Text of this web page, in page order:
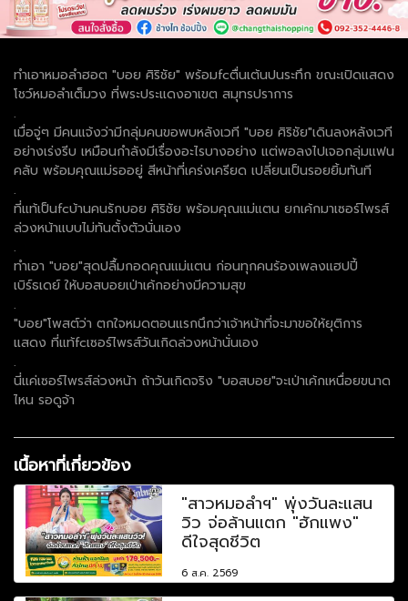
ทำเอาหมอลำฮอต "บอย ศิริชัย" พร้อมfcตื่นเต้นปนระทึก ขณะเปิดแสดง
โชว์หมอลำเต็มวง ที่พระประแดงอาเขต สมุทรปราการ
.
เมื่อจู่ๆ มีคนแจ้งว่ามีกลุ่มคนขอพบหลังเวที "บอย ศิริชัย"เดินลงหลังเวที
อย่างเร่งรีบ เหมือนกำลังมีเรื่องอะไรบางอย่าง แต่พอลงไปเจอกลุ่มแฟน
คลับ พร้อมคุณแม่รออยู่ สีหน้าที่เคร่งเครียด เปลี่ยนเป็นรอยยิ้มทันที
.
ที่แท้เป็นfcบ้านคนรักบอย ศิริชัย พร้อมคุณแม่แตน ยกเค้กมาเซอร์ไพรส์
ล่วงหน้าแบบไม่ทันตั้งตัวนั่นเอง
.
ทำเอา "บอย"สุดปลื้มกอดคุณแม่แตน ก่อนทุกคนร้องเพลงแฮปปี้
เบิร์ธเดย์ ให้บอสบอยเป่าเค้กอย่างมีความสุข
.
"บอย"โพสต์ว่า ตกใจหมดตอนแรกนึกว่าเจ้าหน้าที่จะมาขอให้ยุติการ
แสดง ที่แท้fcเซอร์ไพรส์วันเกิดล่วงหน้านั่นเอง
.
นี่แค่เซอร์ไพรส์ล่วงหน้า ถ้าวันเกิดจริง "บอสบอย"จะเป่าเค้กเหนื่อยขนาด
ไหน รอดูจ้า
เนื้อหาที่เกี่ยวข้อง
"สาวหมอลำฯ" พุ่งวันละแสน
วิว จ่อล้านแตก "ฮักแพง"
ดีใจสุดชีวิต
6 ส.ค. 2569